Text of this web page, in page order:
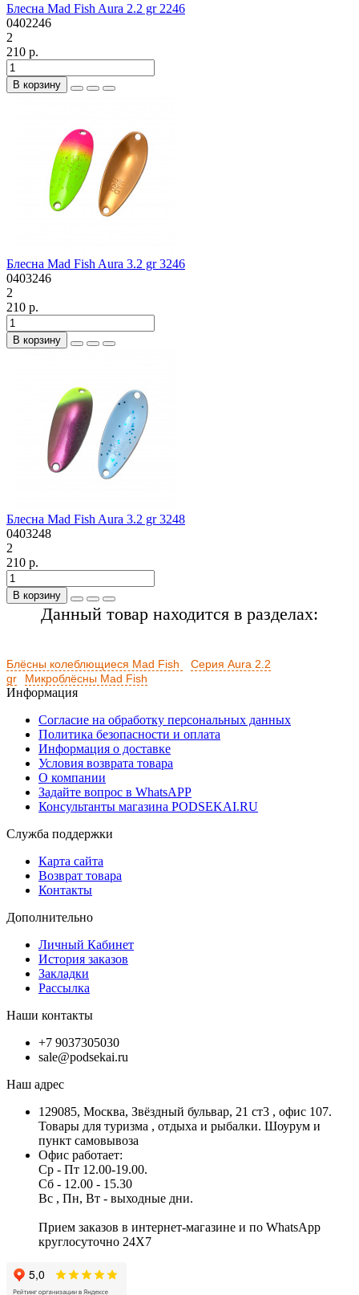
Блесна Mad Fish Aura 2.2 gr 2246
0402246
2
210 р.
В корзину
Блесна Mad Fish Aura 3.2 gr 3246
0403246
2
210 р.
В корзину
Блесна Mad Fish Aura 3.2 gr 3248
0403248
2
210 р.
В корзину
Данный товар находится в разделах:
Блёсны колеблющиеся Mad Fish
Серия Aura 2.2
gr
Микроблёсны Mad Fish
Информация
Согласие на обработку персональных данных
Политика безопасности и оплата
Информация о доставке
Условия возврата товара
О компании
Задайте вопрос в WhatsAPP
Консультанты магазина PODSEKAI.RU
Служба поддержки
Карта сайта
Возврат товара
Контакты
Дополнительно
Личный Кабинет
История заказов
Закладки
Рассылка
Наши контакты
+7 9037305030
sale@podsekai.ru
Наш адрес
129085, Москва, Звёздный бульвар, 21 ст3 , офис 107.
Товары для туризма , отдыха и рыбалки. Шоурум и
пункт самовывоза
Офис работает:
Ср - Пт 12.00-19.00.
Сб - 12.00 - 15.30
Вс , Пн, Вт - выходные дни.
Прием заказов в интернет-магазине и по WhatsApp
круглосуточно 24X7